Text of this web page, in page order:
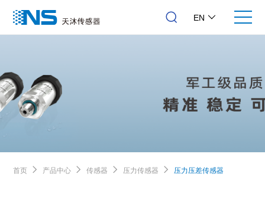
EN
首页 产品中心 传感器 压力传感器 压力压差传感器